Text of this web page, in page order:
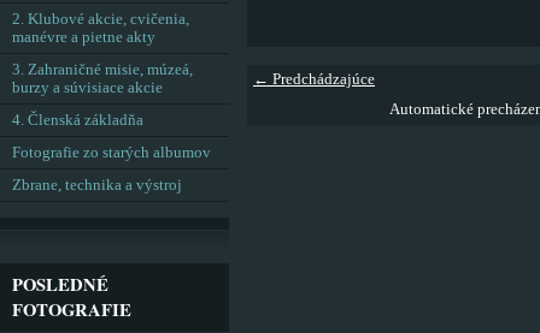
← Predchádzajúce
Automatické
2. Klubové akcie, cvičenia,
manévre a pietne akty
3. Zahraničné misie, múzeá,
burzy a súvisiace akcie
4. Členská základňa
Fotografie zo starých albumov
Zbrane, technika a výstroj
POSLEDNÉ
FOTOGRAFIE